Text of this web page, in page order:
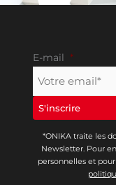
E-mail *
*ONIKA traite les
Newsletter. Pour
personnelles et